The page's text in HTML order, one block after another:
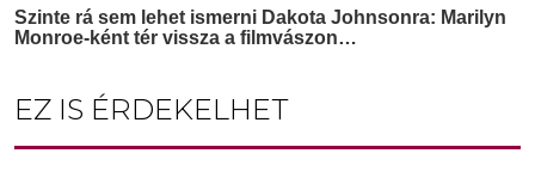
EZ IS ÉRDEKELHET